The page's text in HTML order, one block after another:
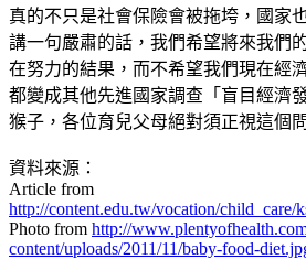
真的不只是社會保險會被拖垮，國家
講一句嚴肅的話，我們希望將來我們
在努力的結果，而不希望我們現在經
都變成其他先進國家調查「盲目經濟
猴子，各位育兒父母絕對須正視這個
資料來源：
Article from
http://content.edu.tw/vocation/child_care/
Photo from http://
content/uploads/2011/11/baby-food-